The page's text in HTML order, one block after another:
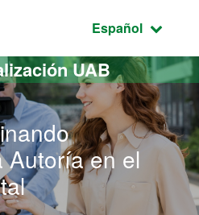
Idioma
Español
UAB
Autoría en el